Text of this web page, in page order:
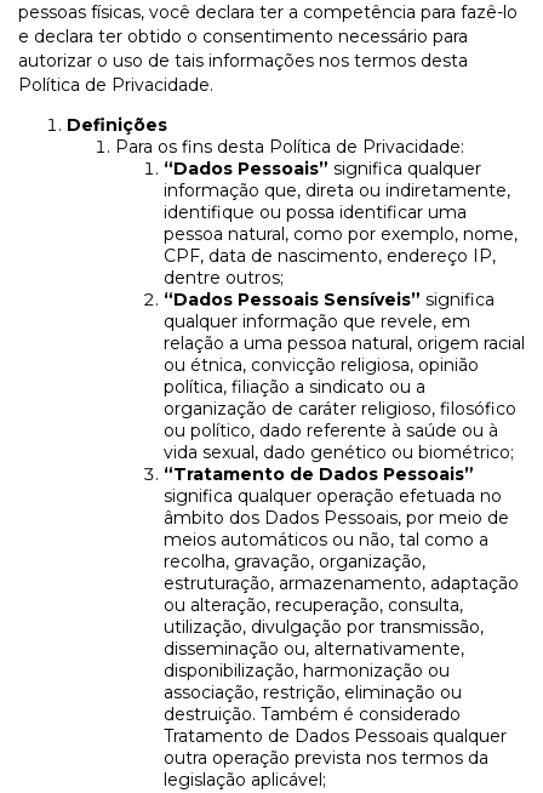
pessoas físicas, você declara ter a competência para fazê-lo
e declara ter obtido o consentimento necessário para
autorizar o uso de tais informações nos termos desta
Política de Privacidade.
Definições
Para os fins desta Política de Privacidade:
“Dados Pessoais” significa qualquer
informação que, direta ou indiretamente,
identifique ou possa identificar uma
pessoa natural, como por exemplo, nome,
CPF, data de nascimento, endereço IP,
dentre outros;
“Dados Pessoais Sensíveis” significa
qualquer informação que revele, em
relação a uma pessoa natural, origem racial
ou étnica, convicção religiosa, opinião
política, filiação a sindicato ou a
organização de caráter religioso, filosófico
ou político, dado referente à saúde ou à
vida sexual, dado genético ou biométrico;
“Tratamento de Dados Pessoais”
significa qualquer operação efetuada no
âmbito dos Dados Pessoais, por meio de
meios automáticos ou não, tal como a
recolha, gravação, organização,
estruturação, armazenamento, adaptação
ou alteração, recuperação, consulta,
utilização, divulgação por transmissão,
disseminação ou, alternativamente,
disponibilização, harmonização ou
associação, restrição, eliminação ou
destruição. Também é considerado
Tratamento de Dados Pessoais qualquer
outra operação prevista nos termos da
legislação aplicável;